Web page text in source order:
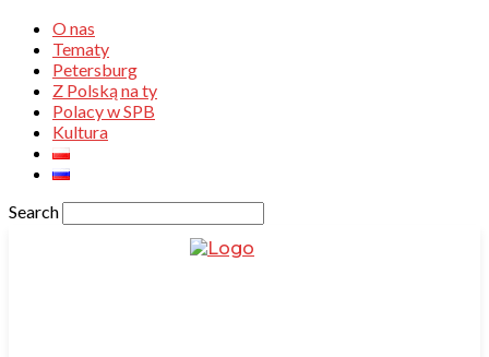
O nas
Tematy
Petersburg
Z Polską na ty
Polacy w SPB
Kultura
Search